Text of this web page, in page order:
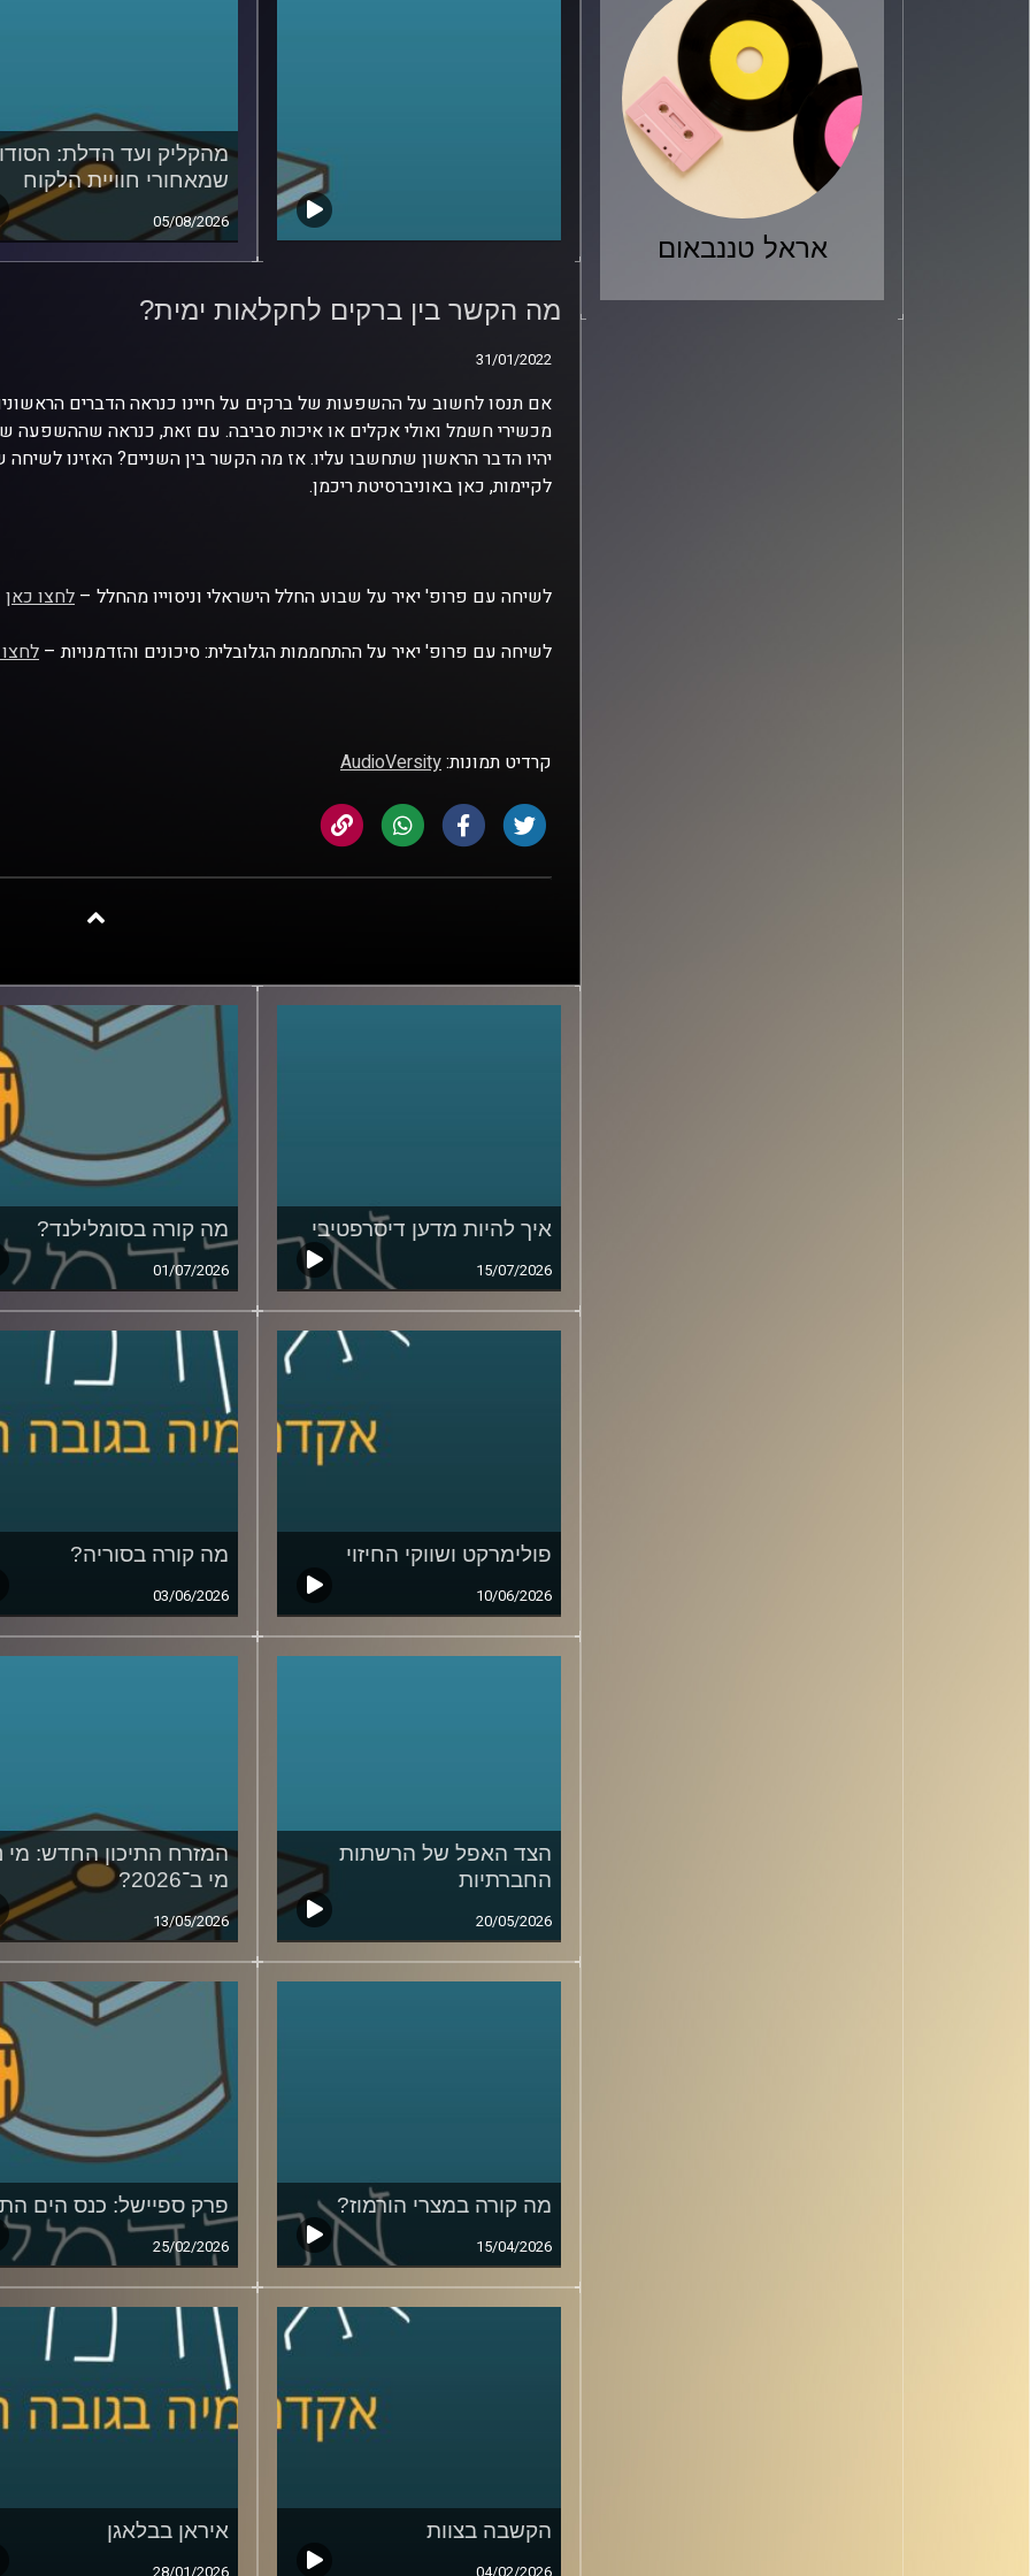
אראל טננבאום
מהקליק ועד הדלת:
שמאחורי חוויית הלקוח
05/08/2026
מה הקשר בין ברקים לחקלאות ימית?
31/01/2022
אם תנסו לחשוב על ההשפעות של ברקים על חיינו כנראה הדברים
מכשירי חשמל ואולי אקלים או איכות סביבה. עם זאת, כנראה שההשפעה
יהיו הדבר הראשון שתחשבו עליו. אז מה הקשר בין השניים? האזינו לשיחה
לקיימות, כאן באוניברסיטת ריכמן.
לשיחה עם פרופ' יאיר על שבוע החלל הישראלי וניסוייו מהחלל – לחצו כאן
לשיחה עם פרופ' יאיר על ההתחממות הגלובלית: סיכונים והזדמנויות –
קרדיט תמונות:AudioVersity
איך להיות מדען דיסרפטיבי
15/07/2026
מה קורה בסומלילנד?
01/07/2026
פולימרקט ושווקי החיזוי
10/06/2026
מה קורה בסוריה?
03/06/2026
הצד האפל של הרשתות
החברתיות
20/05/2026
המזרח התיכון החדש: מי
מי ב־2026?
13/05/2026
מה קורה במצרי הורמוז?
15/04/2026
פרק ספיישל: כנס הים
25/02/2026
הקשבה בצוות איראן בבלאגן